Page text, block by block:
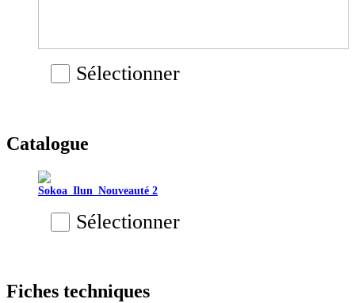
Sélectionner
Catalogue
Sokoa_Ilun_Nouveauté 2
Sélectionner
Fiches techniques